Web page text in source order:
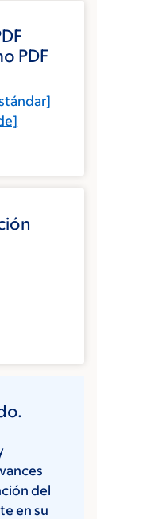
PDF
del
en su